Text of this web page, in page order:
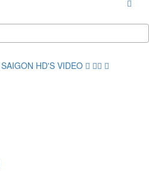
SAIGON HD'S VIDEO